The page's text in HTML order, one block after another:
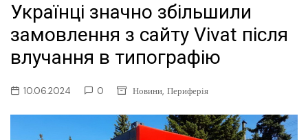
Українці значно збільшили
замовлення з сайту Vivat після
влучання в типографію
10.06.2024 0 Новини, Периферія